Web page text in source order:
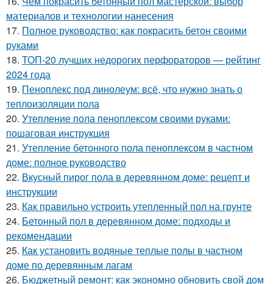
материалов и технологии нанесения
17. Полное руководство: как покрасить бетон своими
руками
18. ТОП-20 лучших недорогих перфораторов — рейтинг
2024 года
19. Пеноплекс под линолеум: всё, что нужно знать о
теплоизоляции пола
20. Утепление пола пеноплексом своими руками:
пошаговая инструкция
21. Утепление бетонного пола пеноплексом в частном
доме: полное руководство
22. Вкусный пирог пола в деревянном доме: рецепт и
инструкции
23. Как правильно устроить утепленный пол на грунте
24. Бетонный пол в деревянном доме: подходы и
рекомендации
25. Как установить водяные теплые полы в частном
доме по деревянным лагам
26. Бюджетный ремонт: как экономно обновить свой дом